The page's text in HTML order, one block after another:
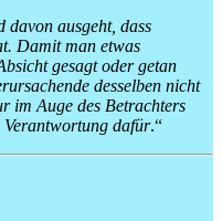
ausgeht, dass
Damit man etwas
gesagt oder getan
desselben nicht
im Auge des Betrachters
Verantwortung dafür.“